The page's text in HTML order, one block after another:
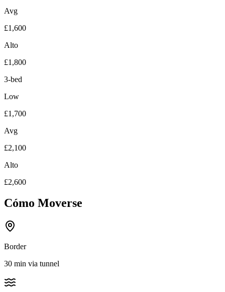
Avg
£1,600
Alto
£1,800
3-bed
Low
£1,700
Avg
£2,100
Alto
£2,600
Cómo Moverse
Border
30 min via tunnel